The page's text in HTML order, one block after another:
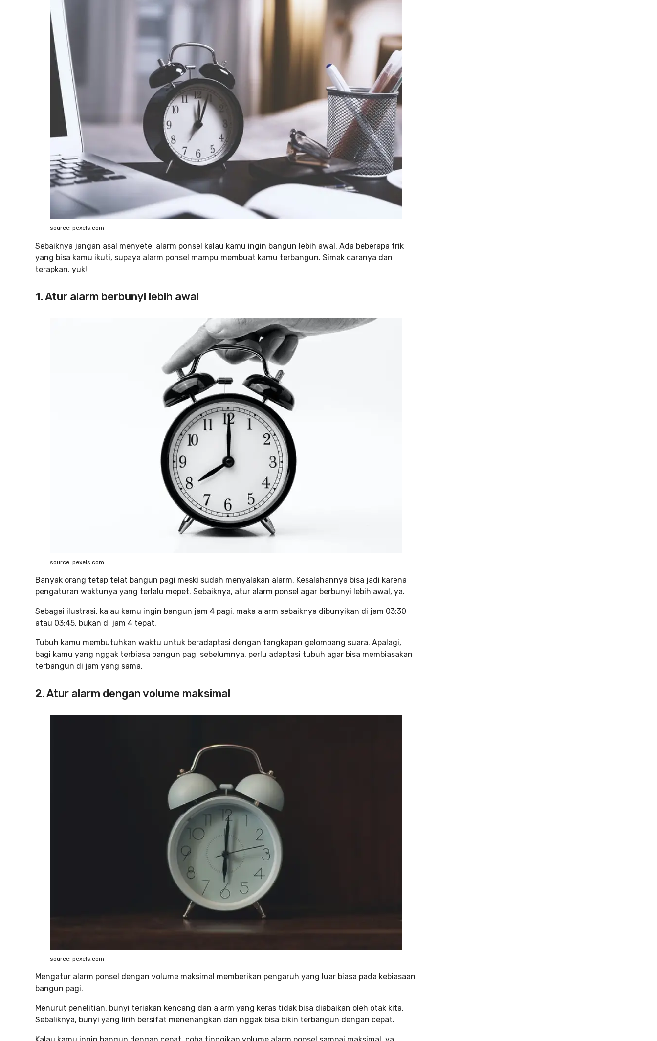
source: pexels.com
Sebaiknya jangan asal menyetel alarm ponsel kalau kamu ingin bangun lebih awal. Ada beberapa trik
yang bisa kamu ikuti, supaya alarm ponsel mampu membuat kamu terbangun. Simak caranya dan
terapkan, yuk!
1. Atur alarm berbunyi lebih awal
source: pexels.com
Banyak orang tetap telat bangun pagi meski sudah menyalakan alarm. Kesalahannya bisa jadi karena
pengaturan waktunya yang terlalu mepet. Sebaiknya, atur alarm ponsel agar berbunyi lebih awal, ya.
Sebagai ilustrasi, kalau kamu ingin bangun jam 4 pagi, maka alarm sebaiknya dibunyikan di jam 03:30
atau 03:45, bukan di jam 4 tepat.
Tubuh kamu membutuhkan waktu untuk beradaptasi dengan tangkapan gelombang suara. Apalagi,
bagi kamu yang nggak terbiasa bangun pagi sebelumnya, perlu adaptasi tubuh agar bisa membiasakan
terbangun di jam yang sama.
2. Atur alarm dengan volume maksimal
source: pexels.com
Mengatur alarm ponsel dengan volume maksimal memberikan pengaruh yang luar biasa pada kebiasaan
bangun pagi.
Menurut penelitian, bunyi teriakan kencang dan alarm yang keras tidak bisa diabaikan oleh otak kita.
Sebaliknya, bunyi yang lirih bersifat menenangkan dan nggak bisa bikin terbangun dengan cepat.